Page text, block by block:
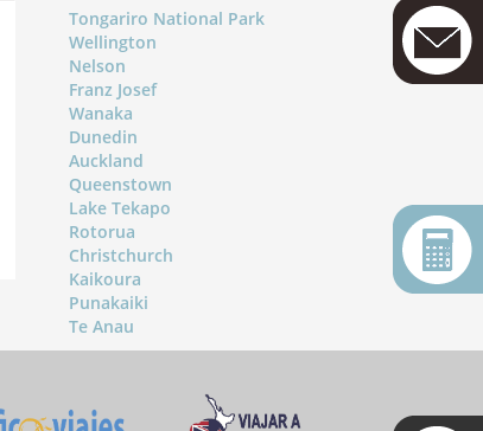
Tongariro National Park
Wellington
Nelson
Franz Josef
Wanaka
Dunedin
Auckland
Queenstown
Lake Tekapo
Rotorua
Christchurch
Kaikoura
Punakaiki
Te Anau